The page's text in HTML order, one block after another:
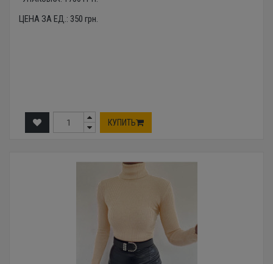
ЦЕНА ЗА ЕД.: 350 грн.
КУПИТЬ